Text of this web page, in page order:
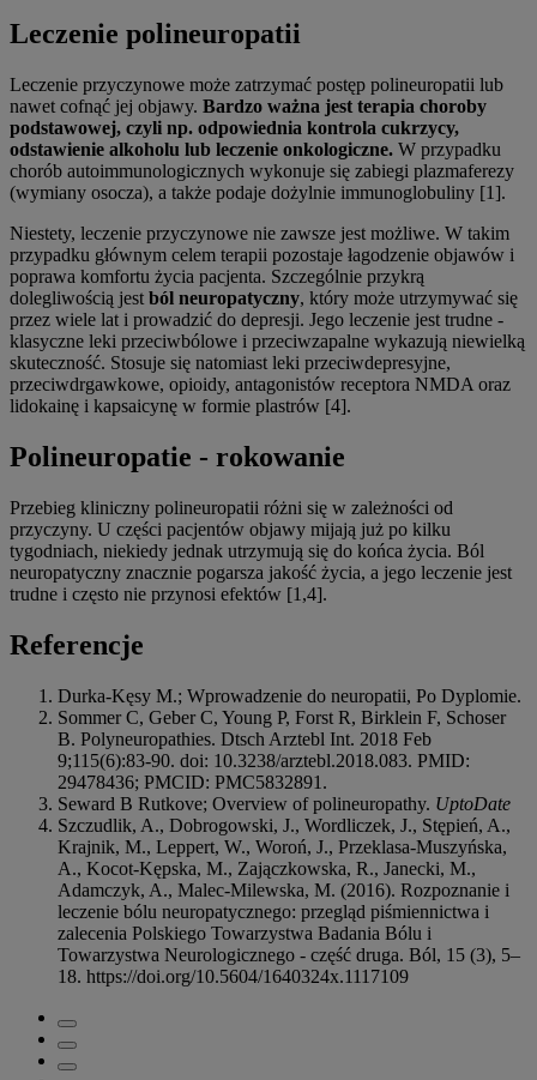
Leczenie polineuropatii
Leczenie przyczynowe może zatrzymać postęp polineuropatii lub
nawet cofnąć jej objawy. Bardzo ważna jest terapia choroby
podstawowej, czyli np. odpowiednia kontrola cukrzycy,
odstawienie alkoholu lub leczenie onkologiczne. W przypadku
chorób autoimmunologicznych wykonuje się zabiegi plazmaferezy
(wymiany osocza), a także podaje dożylnie immunoglobuliny [1].
Niestety, leczenie przyczynowe nie zawsze jest możliwe. W takim
przypadku głównym celem terapii pozostaje łagodzenie objawów i
poprawa komfortu życia pacjenta. Szczególnie przykrą
dolegliwością jest ból neuropatyczny, który może utrzymywać się
przez wiele lat i prowadzić do depresji. Jego leczenie jest trudne -
klasyczne leki przeciwbólowe i przeciwzapalne wykazują niewielką
skuteczność. Stosuje się natomiast leki przeciwdepresyjne,
przeciwdrgawkowe, opioidy, antagonistów receptora NMDA oraz
lidokainę i kapsaicynę w formie plastrów [4].
Polineuropatie - rokowanie
Przebieg kliniczny polineuropatii różni się w zależności od
przyczyny. U części pacjentów objawy mijają już po kilku
tygodniach, niekiedy jednak utrzymują się do końca życia. Ból
neuropatyczny znacznie pogarsza jakość życia, a jego leczenie jest
trudne i często nie przynosi efektów [1,4].
Referencje
Durka-Kęsy M.; Wprowadzenie do neuropatii, Po Dyplomie.
Sommer C, Geber C, Young P, Forst R, Birklein F, Schoser
B. Polyneuropathies. Dtsch Arztebl Int. 2018 Feb
9;115(6):83-90. doi: 10.3238/arztebl.2018.083. PMID:
29478436; PMCID: PMC5832891.
Seward B Rutkove; Overview of polineuropathy. UptoDate
Szczudlik, A., Dobrogowski, J., Wordliczek, J., Stępień, A.,
Krajnik, M., Leppert, W., Woroń, J., Przeklasa-Muszyńska,
A., Kocot-Kępska, M., Zajączkowska, R., Janecki, M.,
Adamczyk, A., Malec-Milewska, M. (2016). Rozpoznanie i
leczenie bólu neuropatycznego: przegląd piśmiennictwa i
zalecenia Polskiego Towarzystwa Badania Bólu i
Towarzystwa Neurologicznego - część druga. Ból, 15 (3), 5–
18. https://doi.org/10.5604/1640324x.1117109